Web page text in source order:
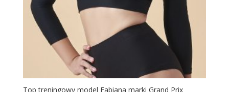
Top treningowy model Fabiana marki Grand Prix